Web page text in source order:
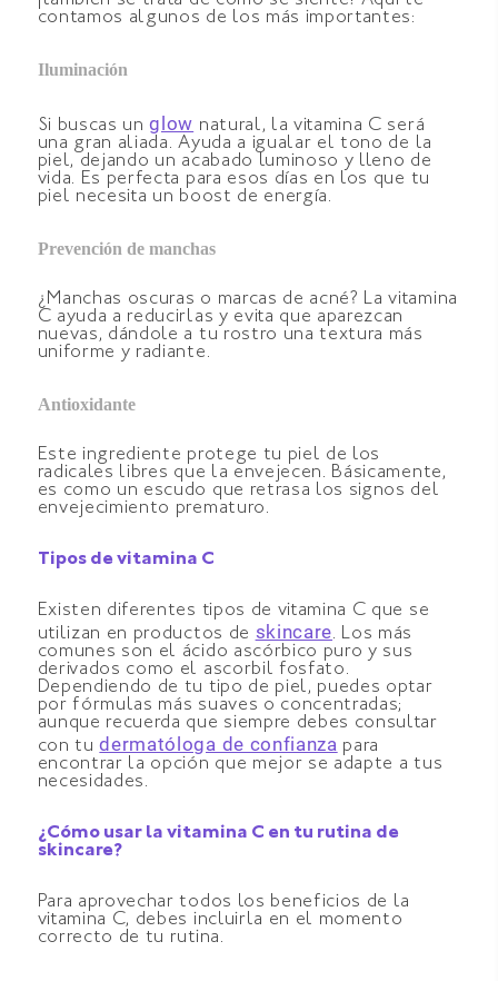
contamos algunos de los más importantes:
Iluminación
Si buscas unglow natural, la vitamina C será
una gran aliada. Ayuda a igualar el tono de la
piel, dejando un acabado luminoso y lleno de
vida. Es perfecta para esos días en los que tu
piel necesita un boost de energía.
Prevención de manchas
¿Manchas oscuras o marcas de acné? La vitamina
C ayuda a reducirlas y evita que aparezcan
nuevas, dándole a tu rostro una textura más
uniforme y radiante.
Antioxidante
Este ingrediente protege tu piel de los
radicales libres que la envejecen. Básicamente,
es como un escudo que retrasa los signos del
envejecimiento prematuro.
Tipos de vitamina C
Existen diferentes tipos de vitamina C que se
utilizan en productos de skincare. Los más
comunes son el ácido ascórbico puro y sus
derivados como el ascorbil fosfato.
Dependiendo de tu tipo de piel, puedes optar
por fórmulas más suaves o concentradas;
aunque recuerda que siempre debes consultar
con tudermatóloga de confianza para
encontrar la opción que mejor se adapte a tus
necesidades.
¿Cómo usar la vitamina C en tu rutina de
skincare?
Para aprovechar todos los beneficios de la
vitamina C, debes incluirla en el momento
correcto de tu rutina.